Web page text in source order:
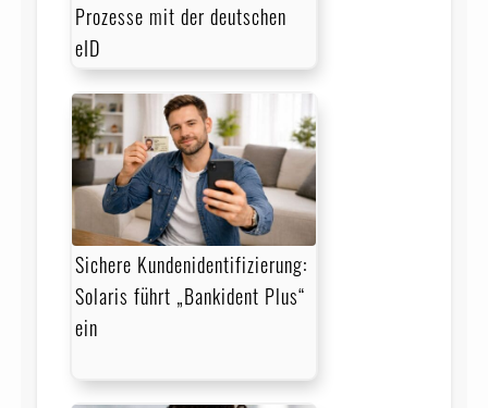
Prozesse mit der deutschen
eID
Sichere Kundenidentifizierung:
Solaris führt „Bankident Plus“
ein